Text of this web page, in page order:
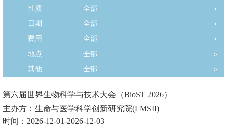
性质
全部
日期
全部
费用
全部
地点
全部
其他
全部
第六届世界生物科学与技术大会（BioST 2026）
主办方：生命与医学科学创新研究院(LMSII)
时间：2026-12-01-2026-12-03